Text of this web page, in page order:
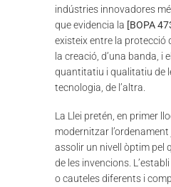
indústries innovadores
que evidencia la [BOPA
existeix entre la protecció
la creació, d’una banda, i
quantitatiu i qualitatiu de
tecnologia, de l’altra.
La Llei pretén, en primer
modernitzar
assolir un nivell òptim pel
de les invencions.
o cauteles diferents i